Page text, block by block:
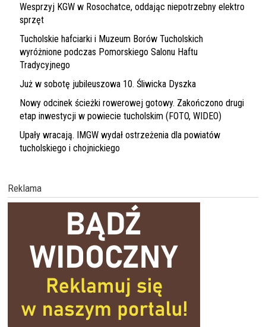
Wesprzyj KGW w Rosochatce, oddając niepotrzebny elektro
sprzęt
Tucholskie hafciarki i Muzeum Borów Tucholskich
wyróżnione podczas Pomorskiego Salonu Haftu
Tradycyjnego
Już w sobotę jubileuszowa 10. Śliwicka Dyszka
Nowy odcinek ścieżki rowerowej gotowy. Zakończono drugi
etap inwestycji w powiecie tucholskim (FOTO, WIDEO)
Upały wracają. IMGW wydał ostrzeżenia dla powiatów
tucholskiego i chojnickiego
Reklama